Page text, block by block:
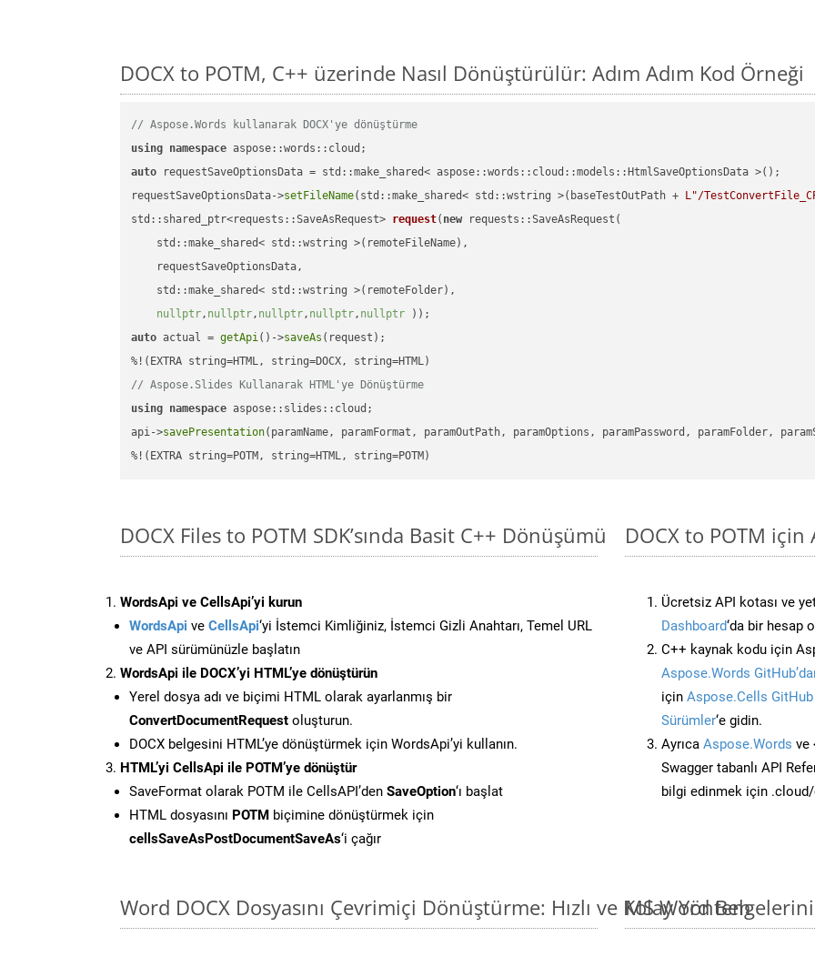
DOCX to POTM, C++ üzerinde Nasıl Dönüştürülür: Adım Adım Kod Örneği
// Aspose.Words kullanarak DOCX'ye dönüştürme
using namespace
auto requestSaveOptionsData = std::make_shared< aspose::words::cloud::models::HtmlSaveOptionsData >();
requestSaveOptionsData->setFileName(std::make_shared< std::wstring >(baseTestOutPath + L"/
std::shared_ptr<requests::SaveAsRequest> request( new requests::SaveAsRequest(
    std::make_shared< std::wstring >(remoteFileName),
    requestSaveOptionsData,
    std::make_shared< std::wstring >(remoteFolder),
nullptr, nullptr, nullptr, nullptr, nullptr ))
auto actual = getApi()->saveAs (request);
// Aspose.Slides Kullanarak HTML'ye Dönüştürme
using namespace aspose::slides::cloud;
api->savePresentation(paramName, paramFormat, paramOutPath, paramOptions, paramPassword, paramFolder,
%!(EXTRA string=POTM, string=HTML, string=POTM)
DOCX Files to POTM SDK’sında Basit C++ Dönüşümü
WordsApi ve CellsApi’yi kurun
WordsApi ve CellsApi‘yi İstemci Kimliğiniz, İstemci Gizli Anahtarı, Temel URL
ve API sürümünüzle başlatın
WordsApi ile DOCX’yi HTML’ye dönüştürün
Yerel dosya adı ve biçimi HTML olarak ayarlanmış bir
ConvertDocumentRequest oluşturun.
DOCX belgesini HTML’ye dönüştürmek için WordsApi’yi kullanın.
HTML’yi CellsApi ile POTM’ye dönüştür
SaveFormat olarak POTM ile CellsAPI’den SaveOption‘ı başlat
HTML dosyasını POTM biçimine dönüştürmek için
cellsSaveAsPostDocumentSaveAs‘i çağır
DOCX to POTM için
Ücretsiz API kotası ve
Dashboard‘da bir hesap
C++ kaynak kodu için
Aspose.Words
için Aspose.Cells GitHub
Sürümler‘e gidin.
Ayrıca Aspose.Words ve
Swagger tabanlı API
bilgi edinmek için
Word DOCX Dosyasını Çevrimiçi Dönüştürme: Hızlı ve Kolay Yöntem
MS Word